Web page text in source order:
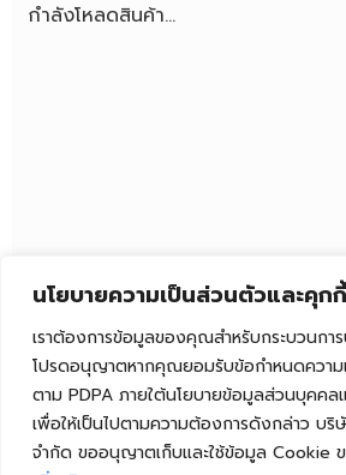
นโยบายความเป็นส่วนตัวและคุกกี้
เราต้องการข้อมูลของคุณสำหรับกระบวนกา
โปรดอนุญาตหากคุณยอมรับข้อกำหนดควา
ตาม PDPA ภายใต้นโยบายข้อมูลส่วนบุคคล
เพื่อให้เป็นไปตามความต้องการดังกล่าว บ
จำกัด ขออนุญาตเก็บและใช้ข้อมูล Cookie
กำลังโหลดสินค้า...